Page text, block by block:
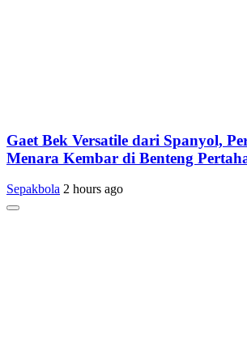
Gaet Bek Versatile dari Spanyol,
Menara Kembar di Benteng
Sepakbola 2 hours ago